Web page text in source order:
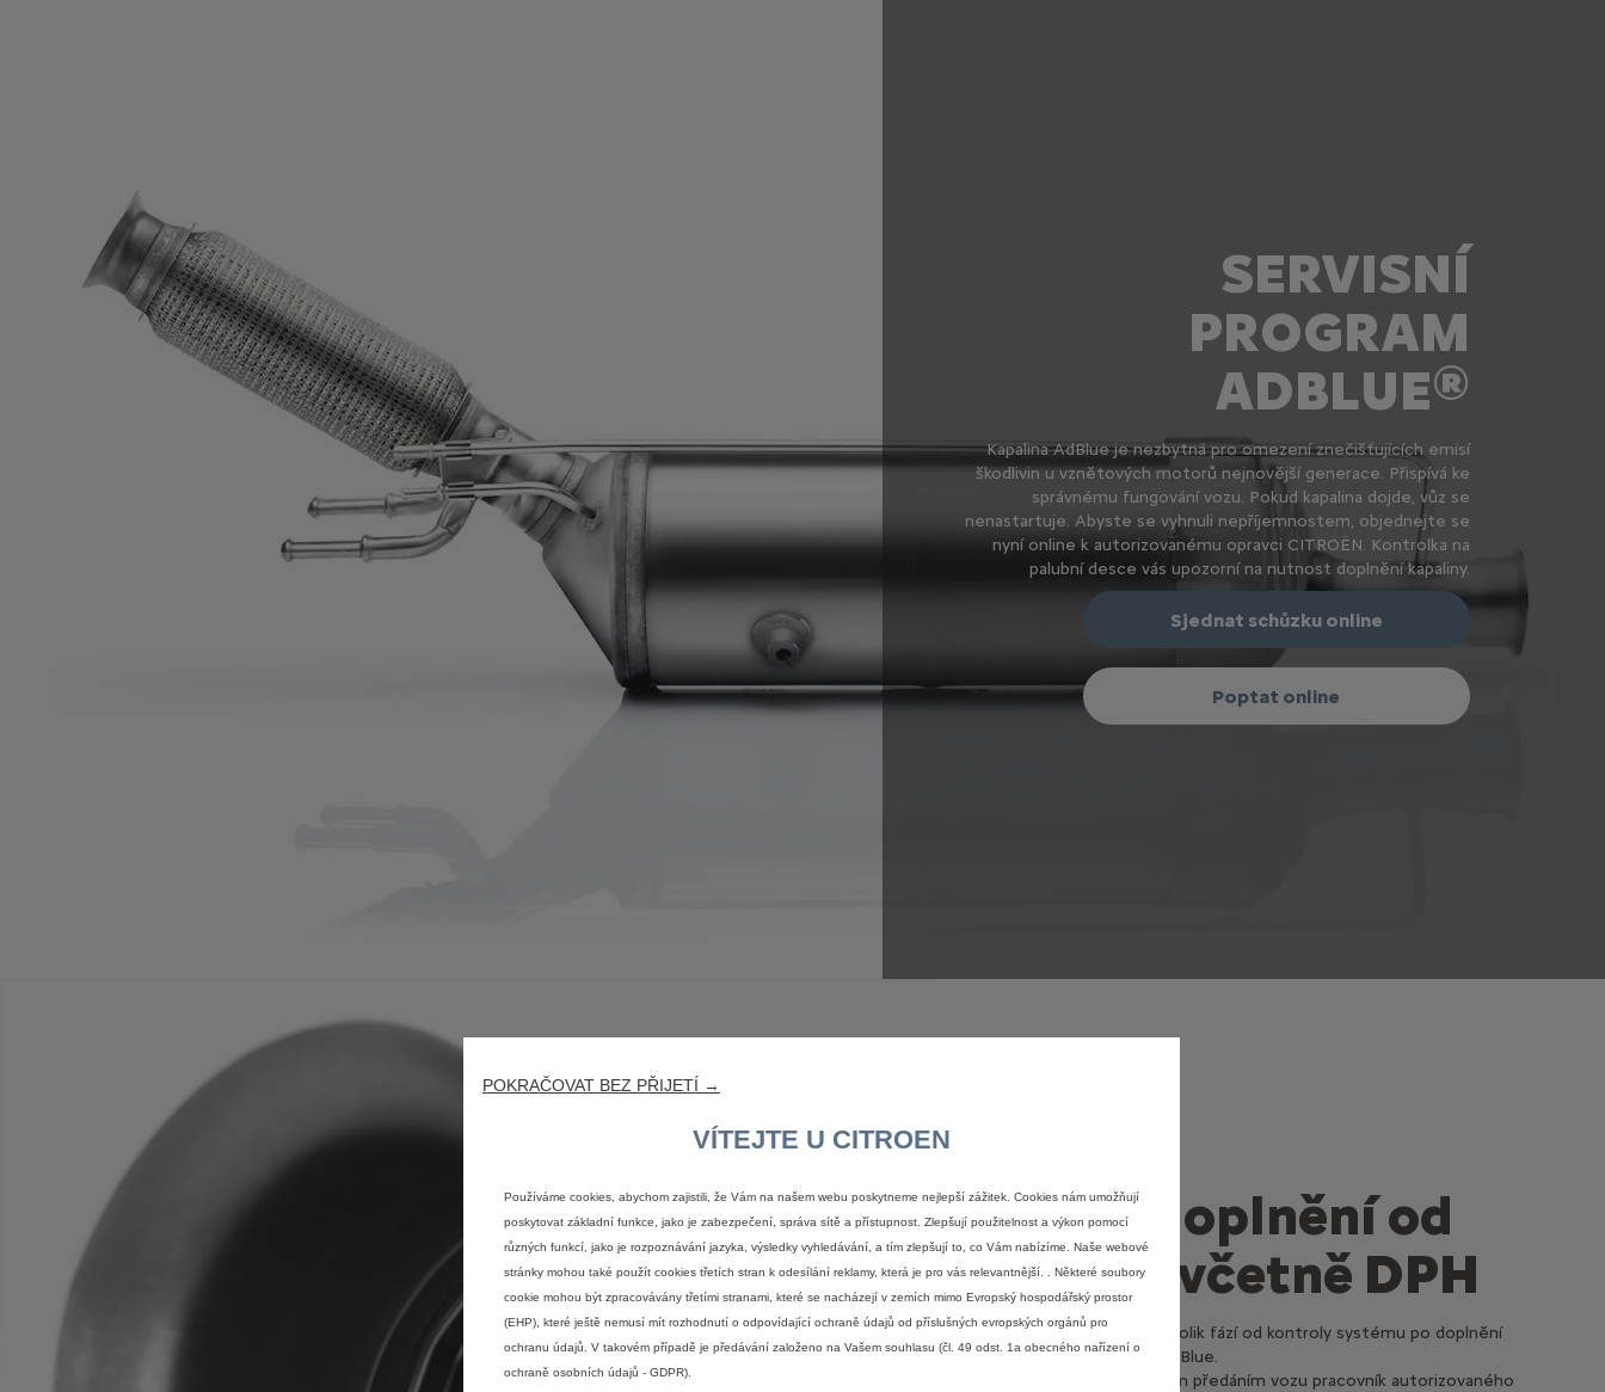
SERVISNÍ
PROGRAM
ADBLUE®
Kapalina AdBlue je nezbytná pro omezení znečišťujících emisí
škodlivin u vznětových motorů nejnovější generace. Přispívá ke
správnému fungování vozu. Pokud kapalina dojde, vůz se
nenastartuje. Abyste se vyhnuli nepříjemnostem, objednejte se
nyní online k autorizovanému opravci CITROËN. Kontrolka na
palubní desce vás upozorní na nutnost doplnění kapaliny.
Sjednat schůzku online
Poptat online
Cena doplnění od
XX Kč včetně DPH
Program zahrnuje několik fází od kontroly systému po doplnění
nádrže určené pro AdBlue.
Nakonec před vlastním předáním vozu pracovník autorizovaného
POKRAČOVAT BEZ PŘIJETÍ →
VÍTEJTE U CITROEN
Používáme cookies, abychom zajistili, že Vám na našem webu poskytneme nejlepší zážitek. Cookies nám umožňují
poskytovat základní funkce, jako je zabezpečení, správa sítě a přístupnost. Zlepšují použitelnost a výkon pomocí
různých funkcí, jako je rozpoznávání jazyka, výsledky vyhledávání, a tím zlepšují to, co Vám nabízíme. Naše webové
stránky mohou také použít cookies třetích stran k odesílání reklamy, která je pro vás relevantnější. . Některé soubory
cookie mohou být zpracovávány třetími stranami, které se nacházejí v zemích mimo Evropský hospodářský prostor
(EHP), které ještě nemusí mít rozhodnutí o odpovídající ochraně údajů od příslušných evropských orgánů pro
ochranu údajů. V takovém případě je předávání založeno na Vašem souhlasu (čl. 49 odst. 1a obecného nařízení o
ochraně osobních údajů - GDPR).